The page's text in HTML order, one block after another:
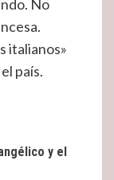
No
italianos»
país.
y el